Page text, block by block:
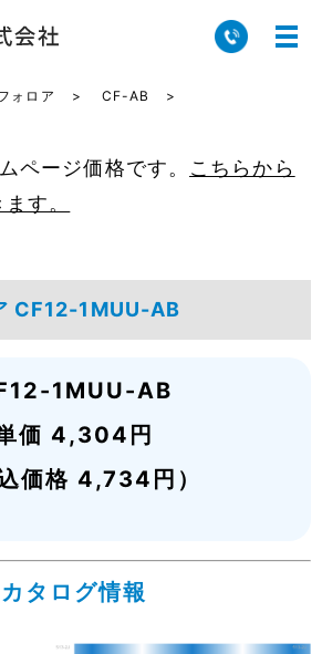
ォロア
CF-AB
ページ価格です。 こちらから
す。
CF12-1MUU-AB
1MUU-AB
価 4,304円
込価格 4,734円）
カタログ情報